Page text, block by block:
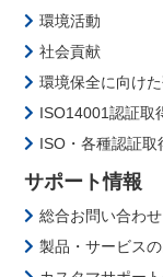
環境活動
社会貢献
環境保全に向け
ISO14001認証取
ISO・各種認証取
サポート情報
総合お問い合わせ
製品・サービス